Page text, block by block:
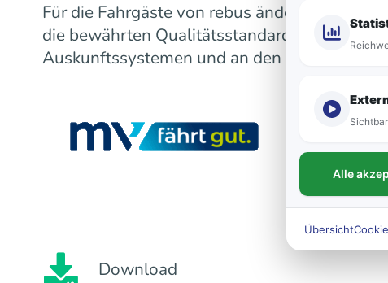
Für die Fahrgäste von rebus ändert sich mit
die bewährten Qualitätsstandards bleiben
Auskunftssystemen und an den Fahrzeugen
Download
Alle
Übersicht